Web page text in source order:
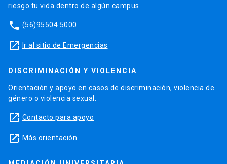
riesgo tu vida dentro de algún campus.
phone (56)95504 5000
launch Ir al sitio de Emergencias
DISCRIMINACIÓN Y VIOLENCIA
Orientación y apoyo en casos de discriminación, violencia de
género o violencia sexual.
launch Contacto para apoyo
launch Más orientación